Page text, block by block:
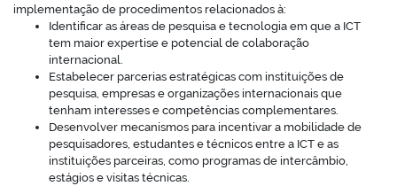
implementação de procedimentos relacionados à:
Identificar as áreas de pesquisa e tecnologia em que a ICT
tem maior expertise e potencial de colaboração
internacional.
Estabelecer parcerias estratégicas com instituições de
pesquisa, empresas e organizações internacionais que
tenham interesses e competências complementares.
Desenvolver mecanismos para incentivar a mobilidade de
pesquisadores, estudantes e técnicos entre a ICT e as
instituições parceiras, como programas de intercâmbio,
estágios e visitas técnicas.